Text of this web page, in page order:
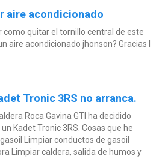
aire acondicionado
como quitar el tornillo central de este
aire acondicionado jhonson? Gracias l
Tronic 3RS no arranca.
Roca Gavina GTI ha decidido
Kadet Tronic 3RS. Cosas que he
Limpiar conductos de gasoil
Limpiar caldera, salida de humos y